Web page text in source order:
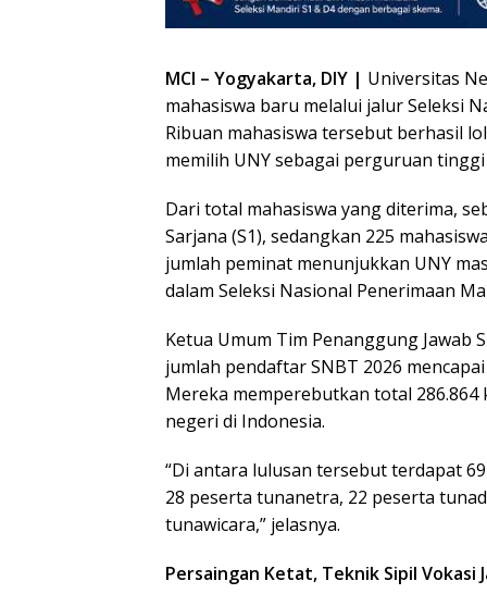
MCI – Yogyakarta, DIY | Universitas
mahasiswa baru melalui jalur Seleksi
Ribuan mahasiswa tersebut berhasil
memilih UNY sebagai perguruan
Dari total mahasiswa yang diterima,
Sarjana (S1), sedangkan 225
jumlah peminat menunjukkan UNY
dalam Seleksi Nasional Penerimaan
Ketua Umum Tim Penanggung Jawab
jumlah pendaftar SNBT 2026
Mereka memperebutkan total
negeri di Indonesia.
“Di antara lulusan tersebut terdapat
28 peserta tunanetra, 22 peserta
tunawicara,” jelasnya.
Persaingan Ketat, Teknik Sipil Vokasi